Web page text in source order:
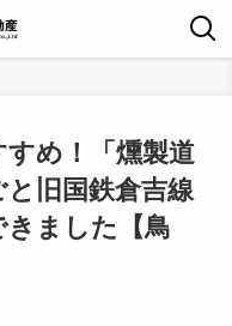
め！「燻製道
旧国鉄倉吉線
きました【鳥